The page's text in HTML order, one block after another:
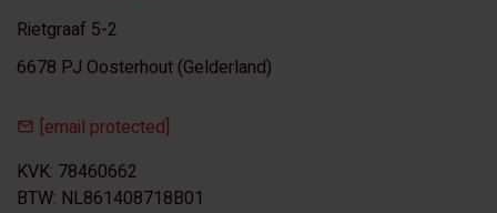
Rietgraaf 5-2
6678 PJ Oosterhout (Gelderland)
[email protected]
KVK: 78460662
BTW: NL861408718B01